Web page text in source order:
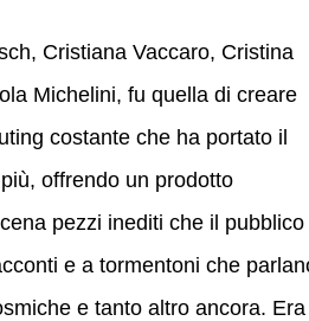
Cristiana Vaccaro, Cristina
Michelini, fu quella di creare
costante che ha portato il
offrendo un prodotto
pezzi inediti che il pubblico
e a tormentoni che
e tanto altro ancora.